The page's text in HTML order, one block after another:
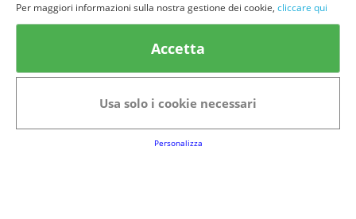
© provaprodottigratis.it 2023 | All Rights Reserved.
Categorie in evidenza
Bellezza
Alimenti e bevande
Animali
Per maggiori informazioni sulla nostra gestione dei cookie, cliccare qui
Accetta
Usa solo i cookie necessari
Personalizza